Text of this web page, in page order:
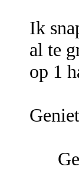
Ik
al te
op 1